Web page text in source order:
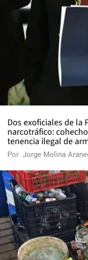
Dos exoficiales de la
narcotráfico:
tenencia ilegal de
Por Jorge Molina